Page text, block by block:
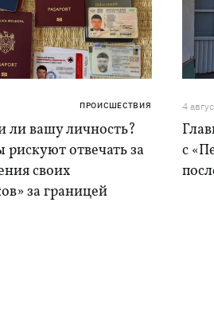
ПРОИСШЕСТВИЯ
ли вашу личность?
отвечать за
своих
за границей
4
с